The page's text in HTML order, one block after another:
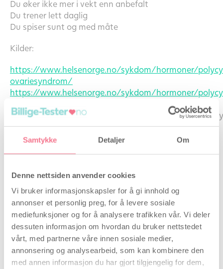
Samtykke Detaljer Om
Denne nettsiden anvender cookies
Vi bruker informasjonskapsler for å gi innhold og
annonser et personlig preg, for å levere sosiale
mediefunksjoner og for å analysere trafikken vår. Vi deler
dessuten informasjon om hvordan du bruker nettstedet
vårt, med partnerne våre innen sosiale medier,
annonsering og analysearbeid, som kan kombinere den
med annen informasjon du har gjort tilgjengelig for dem,
Du øker ikke mer i vekt enn anbefalt
Du trener lett daglig
Du spiser sunt og med måte
Kilder:
https://www.helsenorge.no/sykdom/hormoner/
ovariesyndrom/
https://www.helsenorge.no/sykdom/hormoner/
https://www.felleskatalogen.no/medisin/sykdom/
ovariesyndrom
Relaterede artikler